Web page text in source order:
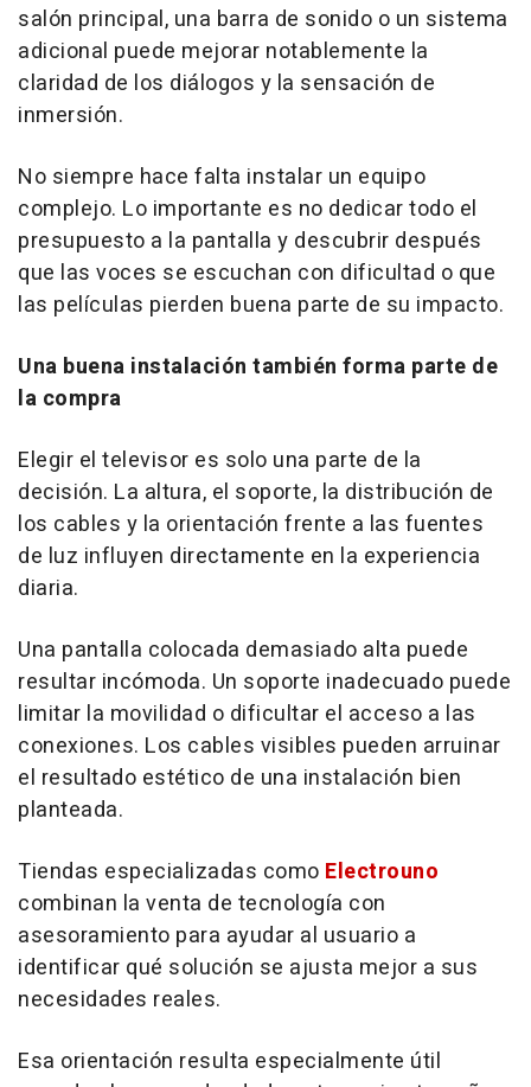
salón principal, una barra de sonido o un sistema
adicional puede mejorar notablemente la
claridad de los diálogos y la sensación de
inmersión.
No siempre hace falta instalar un equipo
complejo. Lo importante es no dedicar todo el
presupuesto a la pantalla y descubrir después
que las voces se escuchan con dificultad o que
las películas pierden buena parte de su impacto.
Una buena instalación también forma parte de
la compra
Elegir el televisor es solo una parte de la
decisión. La altura, el soporte, la distribución de
los cables y la orientación frente a las fuentes
de luz influyen directamente en la experiencia
diaria.
Una pantalla colocada demasiado alta puede
resultar incómoda. Un soporte inadecuado puede
limitar la movilidad o dificultar el acceso a las
conexiones. Los cables visibles pueden arruinar
el resultado estético de una instalación bien
planteada.
Tiendas especializadas como Electrouno
combinan la venta de tecnología con
asesoramiento para ayudar al usuario a
identificar qué solución se ajusta mejor a sus
necesidades reales.
Esa orientación resulta especialmente útil